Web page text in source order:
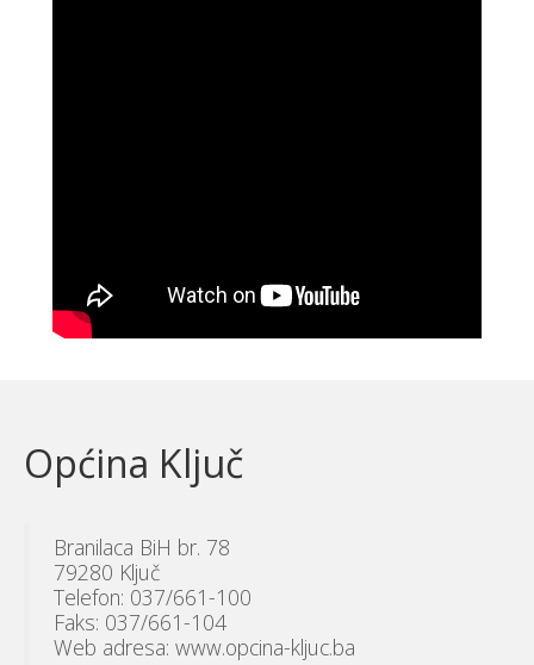
Općina Ključ
Branilaca BiH br. 78
79280 Ključ
Telefon: 037/661-100
Faks: 037/661-104
Web adresa: www.opcina-kljuc.ba